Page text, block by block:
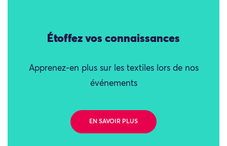
Étoffez vos connaissances
Apprenez-en plus sur les textiles lors de nos
événements
EN SAVOIR PLUS